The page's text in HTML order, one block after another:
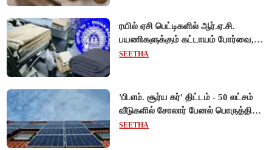
ரயில் ஏசி பெட்டிகளில் ஆர்.ஏ.சி.
பயணிகளுக்கும் கட்டாயம் போர்வை,
கம்பளி வழங்க உத்தரவு!
SEETHA
'பி.எம். சூர்ய கர்' திட்டம் - 50 லட்சம்
வீடுகளில் சோலார் பேனல் பொருத்தி
மத்திய அரசு சாதனை!
SEETHA